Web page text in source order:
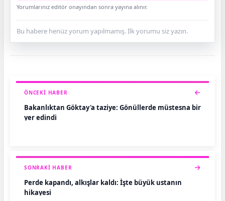
Yorumlarınız editör onayından sonra yayına alınır.
Bu habere henüz yorum yapılmamış. İlk yorumu siz yazın.
ÖNCEKI HABER
Bakanlıktan Göktay'a taziye: Gönüllerde müstesna bir
yer edindi
SONRAKI HABER
Perde kapandı, alkışlar kaldı: İşte büyük ustanın
hikayesi